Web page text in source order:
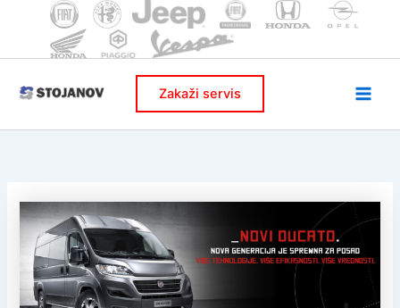
Zakaži servis